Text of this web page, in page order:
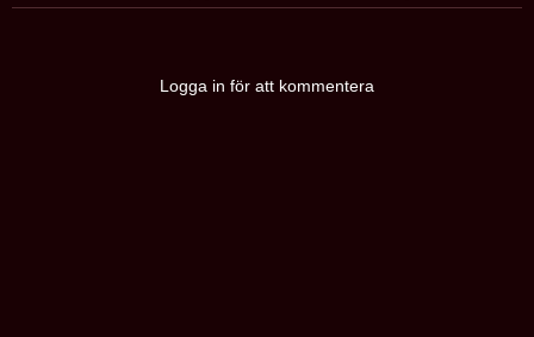
Logga in för att kommentera